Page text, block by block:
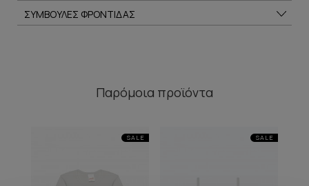
ΣΥΜΒΟΥΛΕΣ ΦΡΟΝΤΙΔΑΣ
Παρόμοια προϊόντα
SALE SALE